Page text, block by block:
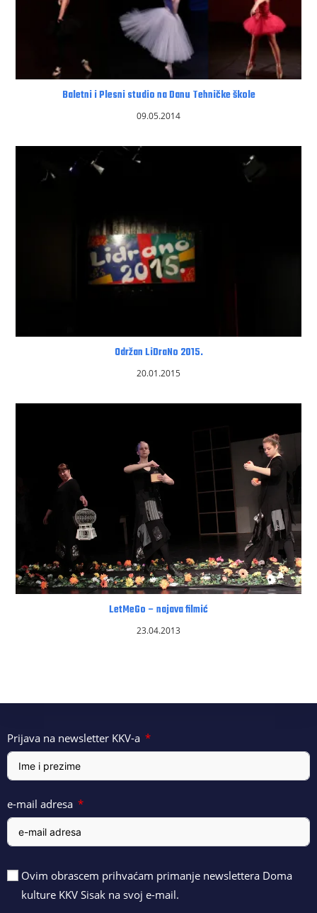
Baletni i Plesni studio na Danu Tehničke škole
09.05.2014
Održan LiDraNo 2015.
20.01.2015
LetMeGo – najava filmić
23.04.2013
Prijava na newsletter KKV-a
e-mail adresa
Ovim obrascem prihvaćam primanje newslettera Doma
kulture KKV Sisak na svoj e-mail.